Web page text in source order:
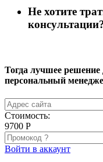
Не хотите
Тогда лучшее
персональный
Cтоимость:
9700 Р
Войти в аккаунт